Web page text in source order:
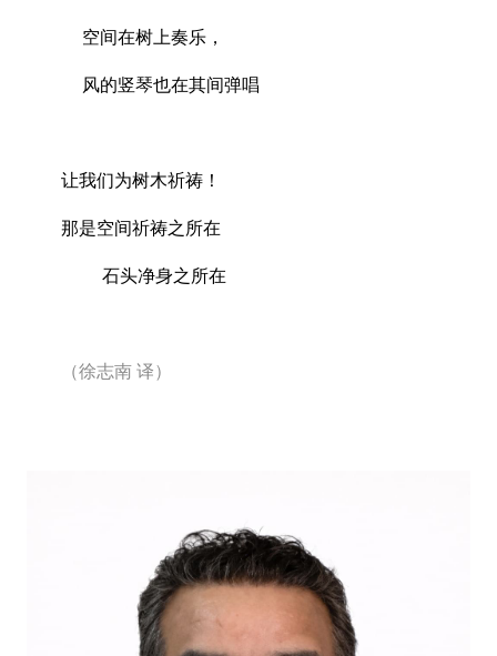
空间在树上奏乐，
风的竖琴也在其间弹唱
让我们为树木祈祷！
那是空间祈祷之所在
石头净身之所在
（徐志南 译）